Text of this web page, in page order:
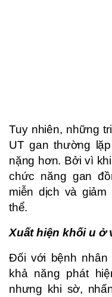
Tuy nhiên, những
UT gan thường
nặng hơn. Bởi vì
chức năng gan
miễn dịch và
thể.
Xuất hiện khối u ở
Đối với bệnh
khả năng phát
nhưng khi sờ,